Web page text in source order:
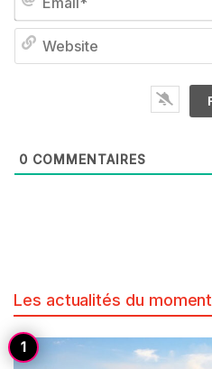
0 COMMENTAIRES
Les actualités du moment